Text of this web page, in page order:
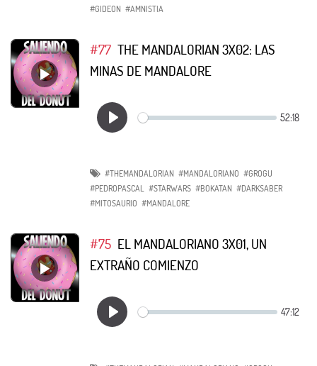
#GIDEON #AMNISTIA
#77 THE MANDALORIAN 3X02: LAS
MINAS DE MANDALORE
#THEMANDALORIAN #MANDALORIANO #GROGU
#PEDROPASCAL #STARWARS #BOKATAN #DARKSABER
#MITOSAURIO #MANDALORE
#75 EL MANDALORIANO 3X01, UN
EXTRAÑO COMIENZO